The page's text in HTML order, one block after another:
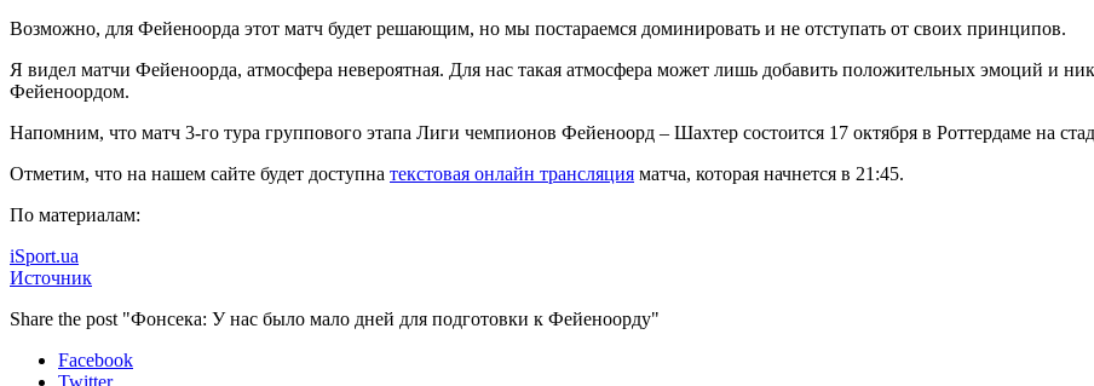
Возможно, для Фейеноорда этот матч будет решающим, но мы постараемся доминировать и не отступать от своих принципов.
Я видел матчи Фейеноорда, атмосфера невероятная. Для нас такая атмосфера может лишь добавить положительных эмоций и
Фейеноордом.
Напомним, что матч 3-го тура группового этапа Лиги чемпионов Фейеноорд – Шахтер состоится 17 октября в Роттердаме на
Отметим, что на нашем сайте будет доступна текстовая онлайн трансляция матча, которая начнется в 21:45.
По материалам:
iSport.ua
Источник
Share the post "Фонсека: У нас было мало дней для подготовки к Фейеноорду"
Facebook